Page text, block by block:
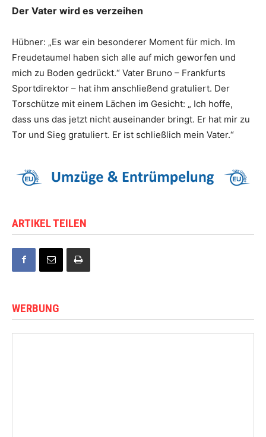
Der Vater wird es verzeihen
Hübner: „Es war ein besonderer Moment für mich. Im
Freudetaumel haben sich alle auf mich geworfen und
mich zu Boden gedrückt.“ Vater Bruno – Frankfurts
Sportdirektor – hat ihm anschließend gratuliert. Der
Torschütze mit einem Lächen im Gesicht: „ Ich hoffe,
dass uns das jetzt nicht auseinander bringt. Er hat mir zu
Tor und Sieg gratuliert. Er ist schließlich mein Vater.“
ARTIKEL TEILEN
WERBUNG